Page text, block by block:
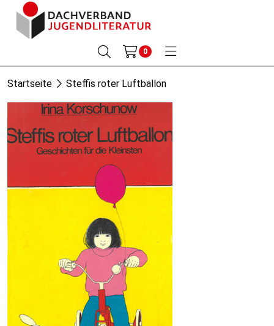
0
Startseite Steffis roter Luftballon